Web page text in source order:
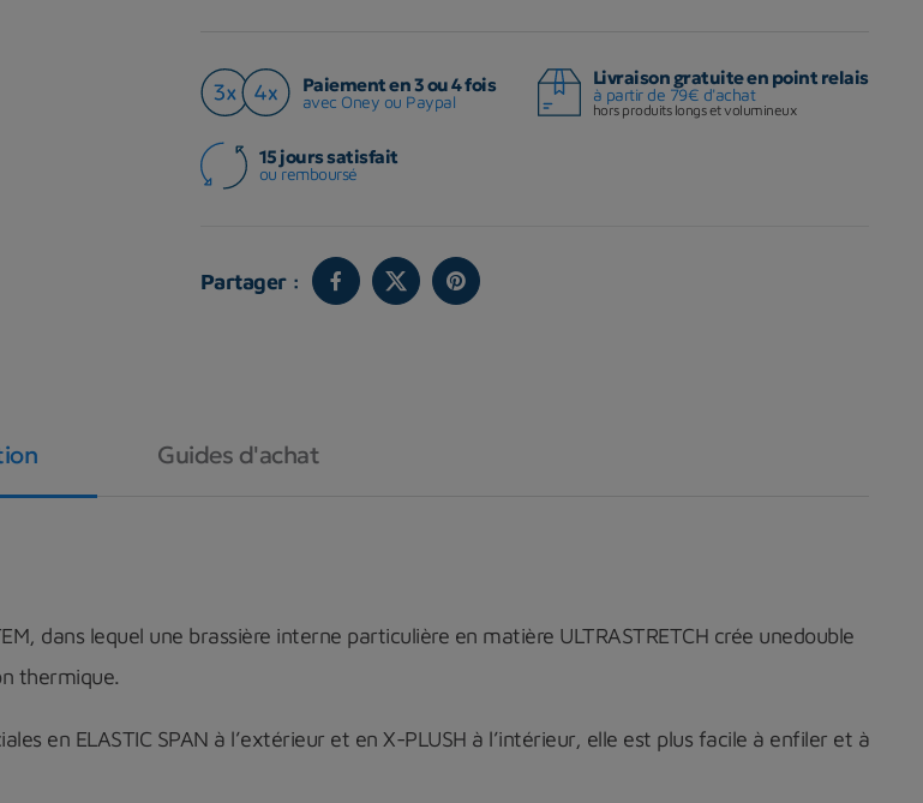
Paiement en 3 ou 4 fois
avec Oney ou Paypal
Livraison gratuite en point relais
à partir de 79€ d'achat
hors produits longs et volumineux
15 jours satisfait
ou remboursé
Partager :
Guides d'achat
dans lequel une brassière interne particulière en matière ULTRASTRETCH crée unedouble
thermique.
en ELASTIC SPAN à l’extérieur et en X-PLUSH à l’intérieur, elle est plus facile à enfiler et à